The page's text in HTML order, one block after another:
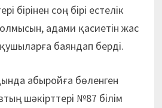
бірінен соң бірі естелік
адами қасиетін жас
баяндап берді.
абыройға бөленген
шәкірттері №87 білім